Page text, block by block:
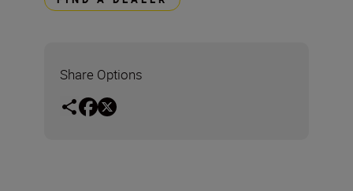
Share Options